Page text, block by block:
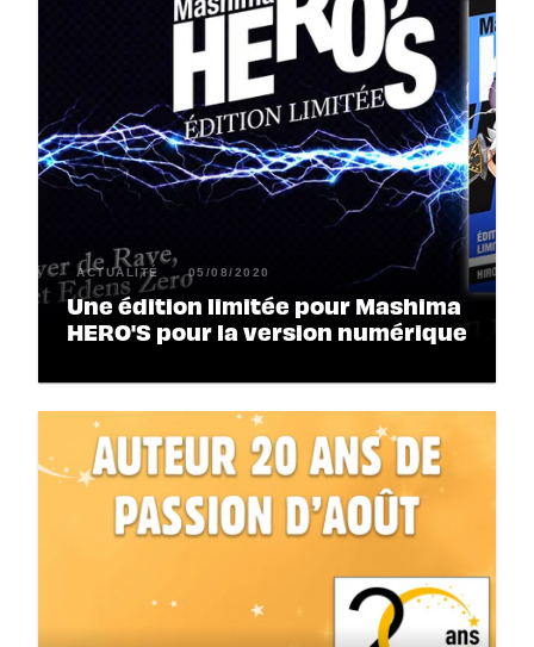
ACTUALITÉ 05/08/2020
Une édition limitée pour Mashima
HERO'S pour la version numérique